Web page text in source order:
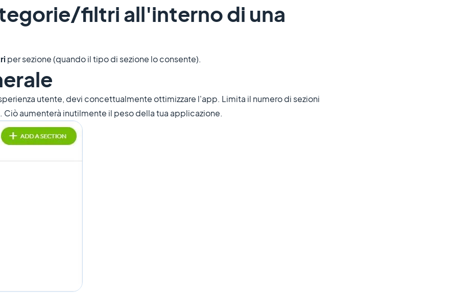
filtri all'interno di una
per sezione (quando il tipo di sezione lo consente).
utente, devi concettualmente ottimizzare l'app. Limita il numero di sezioni
Ciò aumenterà inutilmente il peso della tua applicazione.